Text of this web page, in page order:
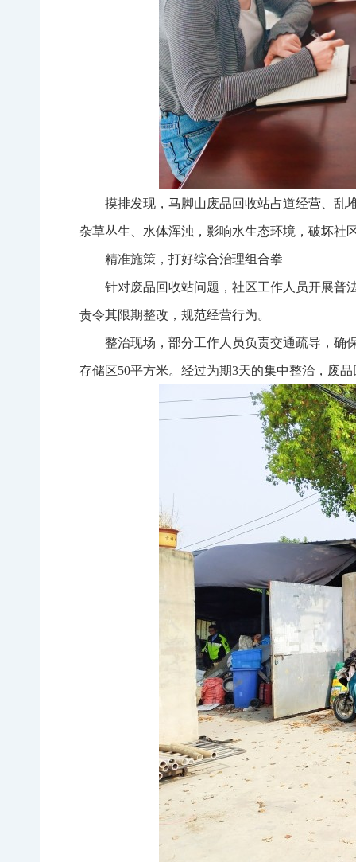
摸排发现，马脚山废品回收站占道经营、乱
杂草丛生、水体浑浊，影响水生态环境，破坏社
精准施策，打好综合治理组合拳
针对废品回收站问题，社区工作人员开展普
责令其限期整改，规范经营行为。
整治现场，部分工作人员负责交通疏导，确
存储区50平方米。经过为期3天的集中整治，废